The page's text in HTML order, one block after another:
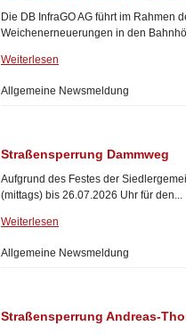
Die DB InfraGO AG führt im Rahmen
Weichenerneuerungen in den
Weiterlesen
Allgemeine Newsmeldung
Straßensperrung Dammweg
Aufgrund des Festes der
(mittags) bis 26.07.2026 Uhr für den...
Weiterlesen
Allgemeine Newsmeldung
Straßensperrung Andreas-